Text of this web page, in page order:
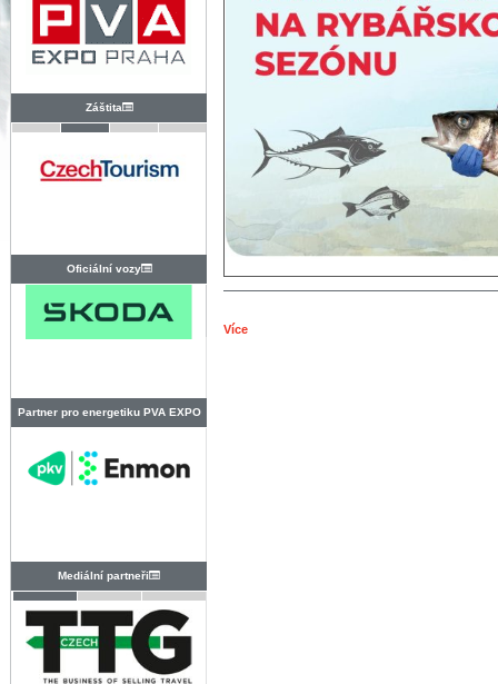
Záštita
Oficiální vozy
Partner pro energetiku PVA EXPO
Mediální partneři
Více